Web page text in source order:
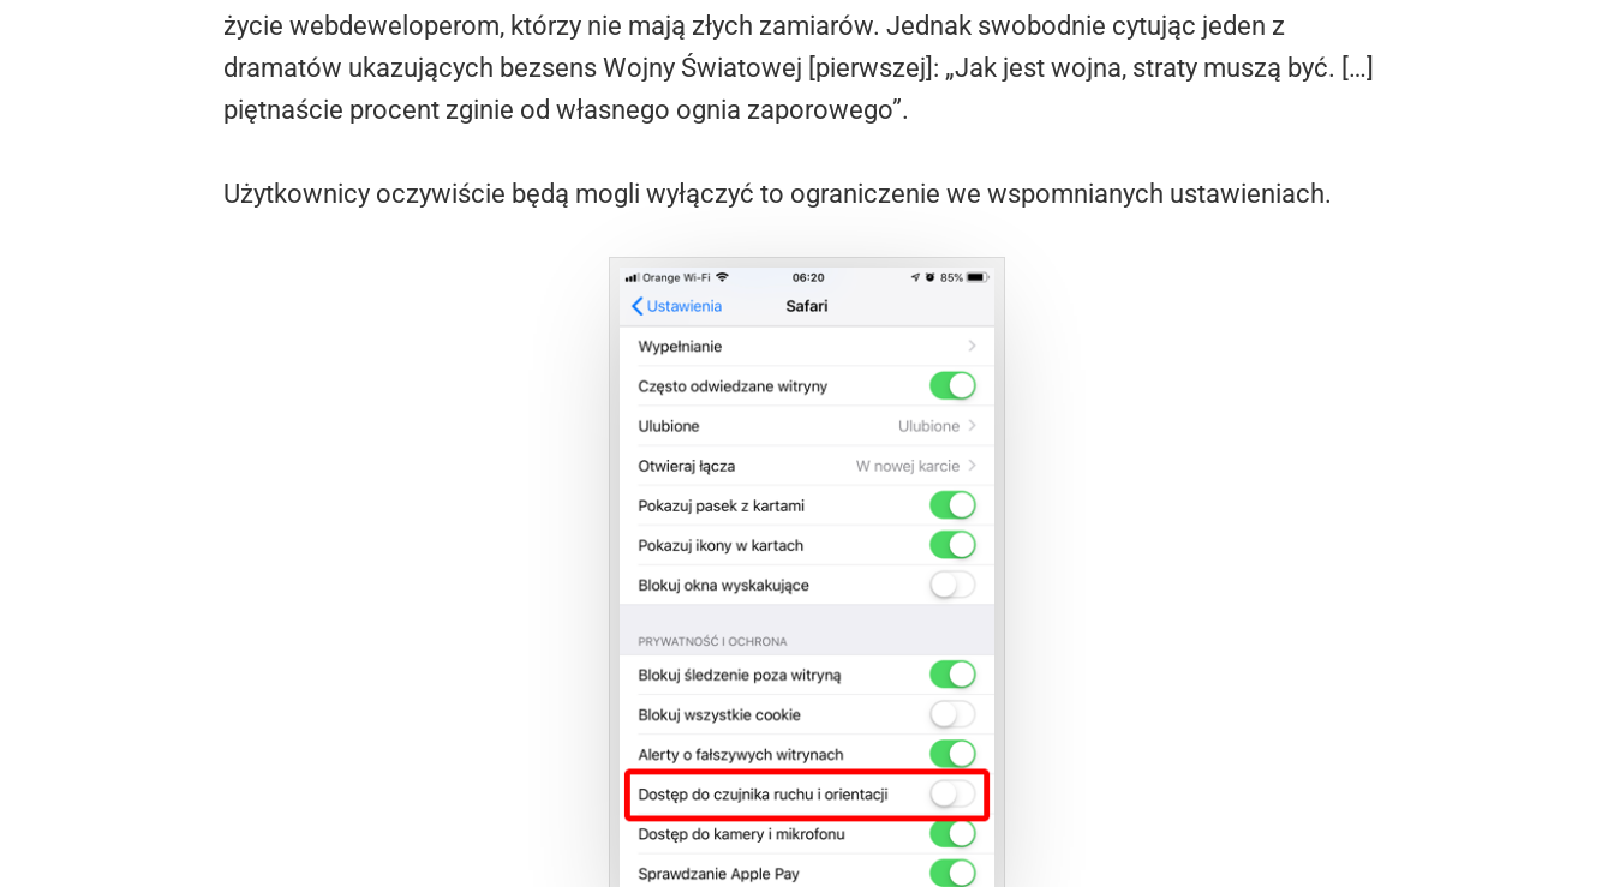
życie webdeweloperom, którzy nie mają złych zamiarów. Jednak swobodnie cytując jeden z
dramatów ukazujących bezsens Wojny Światowej [pierwszej]: „Jak jest wojna, straty muszą być. […]
piętnaście procent zginie od własnego ognia zaporowego”.
Użytkownicy oczywiście będą mogli wyłączyć to ograniczenie we wspomnianych ustawieniach.